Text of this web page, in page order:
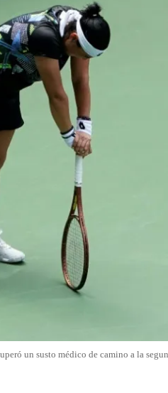
un susto médico de camino a la